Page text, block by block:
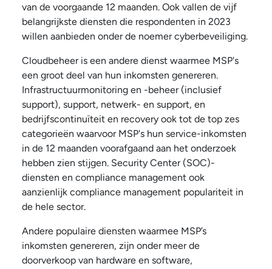
van de voorgaande 12 maanden. Ook vallen de vijf
belangrijkste diensten die respondenten in 2023
willen aanbieden onder de noemer cyberbeveiliging.
Cloudbeheer is een andere dienst waarmee MSP's
een groot deel van hun inkomsten genereren.
Infrastructuurmonitoring en -beheer (inclusief
support), support, netwerk- en support, en
bedrijfscontinuïteit en recovery ook tot de top zes
categorieën waarvoor MSP's hun service-inkomsten
in de 12 maanden voorafgaand aan het onderzoek
hebben zien stijgen. Security Center (SOC)-
diensten en compliance management ook
aanzienlijk compliance management populariteit in
de hele sector.
Andere populaire diensten waarmee MSP’s
inkomsten genereren, zijn onder meer de
doorverkoop van hardware en software,